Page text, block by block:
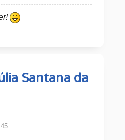
Santana da